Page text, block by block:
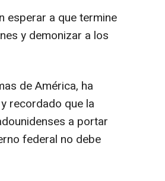
esperar a que termine
y demonizar a los
de América, ha
recordado que la
a portar
federal no debe